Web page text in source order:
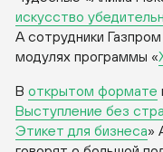
искусство
А сотрудники
модулях программы «
В открытом формате
Выступление без
Этикет для бизнеса»